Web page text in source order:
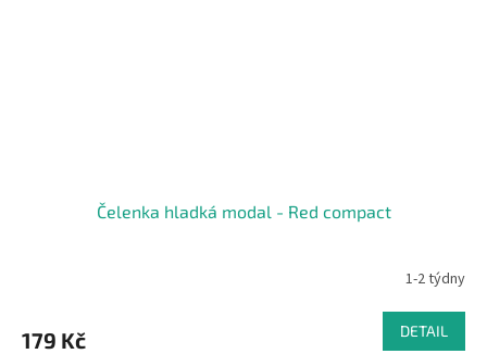
Čelenka hladká modal - Red compact
1-2 týdny
179 Kč DETAIL